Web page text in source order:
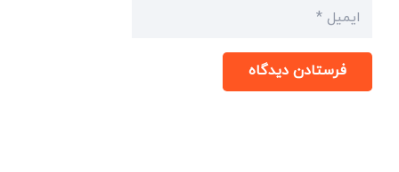
فرستادن دیدگاه